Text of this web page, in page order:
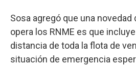
Sosa agregó que una
opera los RNME es que
distancia de toda la flota de
situación de emergencia